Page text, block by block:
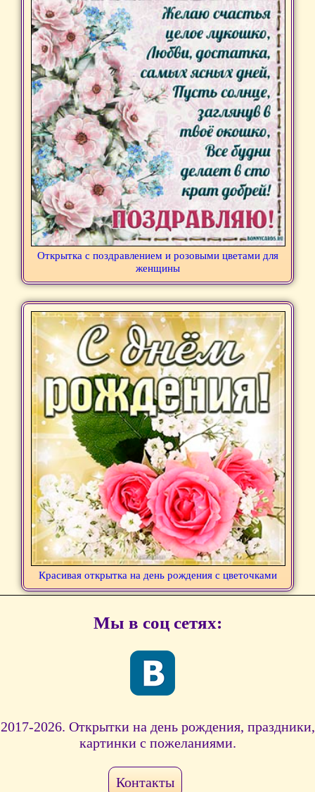
Открытка с поздравлением и розовыми цветами для
женщины
Красивая открытка на день рождения с цветочками
Мы в соц сетях:
2017-2026. Открытки на день рождения, праздники,
картинки с пожеланиями.
Контакты